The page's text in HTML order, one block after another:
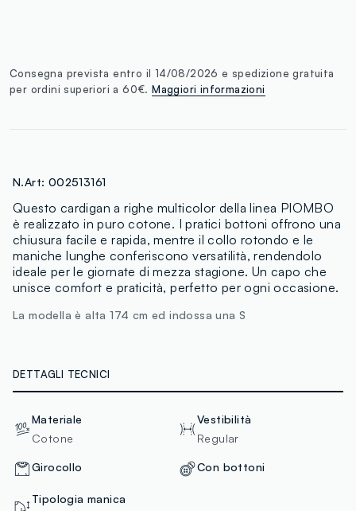
Consegna prevista entro il 14/08/2026 e spedizione gratuita
per ordini superiori a 60€.Maggiori informazioni
N.Art: 002513161
Questo cardigan a righe multicolor della linea PIOMBO
è realizzato in puro cotone. I pratici bottoni offrono una
chiusura facile e rapida, mentre il collo rotondo e le
maniche lunghe conferiscono versatilità, rendendolo
ideale per le giornate di mezza stagione. Un capo che
unisce comfort e praticità, perfetto per ogni occasione.
La modella è alta 174 cm ed indossa una S
DETTAGLI TECNICI
Materiale
Cotone
Vestibilità
Regular
Girocollo Con bottoni
Tipologia manica